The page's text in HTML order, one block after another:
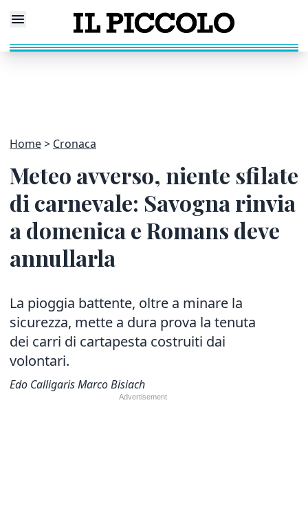
Home Cronaca
Meteo avverso, niente sfilate
di carnevale: Savogna rinvia
a domenica e Romans deve
annullarla
La pioggia battente, oltre a minare la
sicurezza, mette a dura prova la tenuta
dei carri di cartapesta costruiti dai
volontari.
Edo Calligaris Marco Bisiach